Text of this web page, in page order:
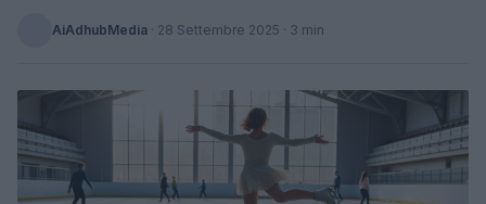
AiAdhubMedia · 28 Settembre 2025 · 3 min